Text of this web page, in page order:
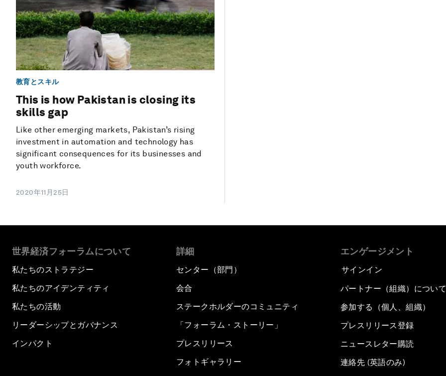
教育とスキル
This is how Pakistan is closing its
skills gap
Like other emerging markets, Pakistan’s rising
investment in automation and technology has
significant consequences for its businesses and
youth workforce.
2020年11月25日
世界経済フォーラムについて
私たちのストラテジー
私たちのアイデンティティ
私たちの活動
リーダーシップとガバナンス
インパクト
詳細
センター（部門）
会合
ステークホルダーのコミュニティ
「フォーラム・ストーリー」
プレスリリース
フォトギャラリー
エンゲージメント
サインイン
パートナー（組織）について
参加する（個人、組織）
プレスリリース登録
ニュースレター購読
連絡先 (英語のみ)